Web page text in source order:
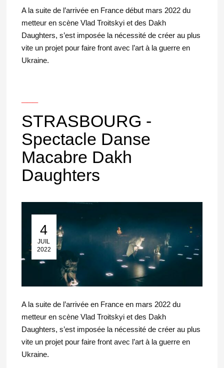
A la suite de l’arrivée en France début mars 2022 du
metteur en scène Vlad Troitskyi et des Dakh
Daughters, s’est imposée la nécessité de créer au plus
vite un projet pour faire front avec l’art à la guerre en
Ukraine.
STRASBOURG -
Spectacle Danse
Macabre Dakh
Daughters
4
JUIL
2022
04 Juil 2022
A la suite de l’arrivée en France en mars 2022 du
metteur en scène Vlad Troitskyi et des Dakh
Daughters, s’est imposée la nécessité de créer au plus
vite un projet pour faire front avec l’art à la guerre en
Ukraine.